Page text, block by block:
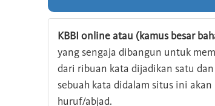
KBBI online atau (kamus besar
yang sengaja dibangun untuk
dari ribuan kata dijadikan satu
sebuah kata didalam situs ini
huruf/abjad.